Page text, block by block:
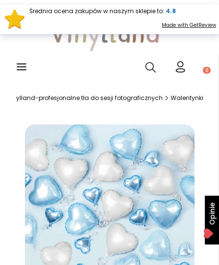
Otwórz
Vinylland-profesjonalne tła do sesji fotograficznych Walentynki
Opinie
Średnia ocena zakupów w naszym sklepie to: 4.8
Made with GetReview